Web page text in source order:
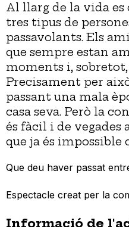
Al llarg de la vida
tres tipus de
passavolants. Els
que sempre estan
moments i,
Precisament per
passant una mala
casa seva. Però la
és fàcil i de
que ja és impossible
Que deu haver passat
Espectacle creat per la
Informació de